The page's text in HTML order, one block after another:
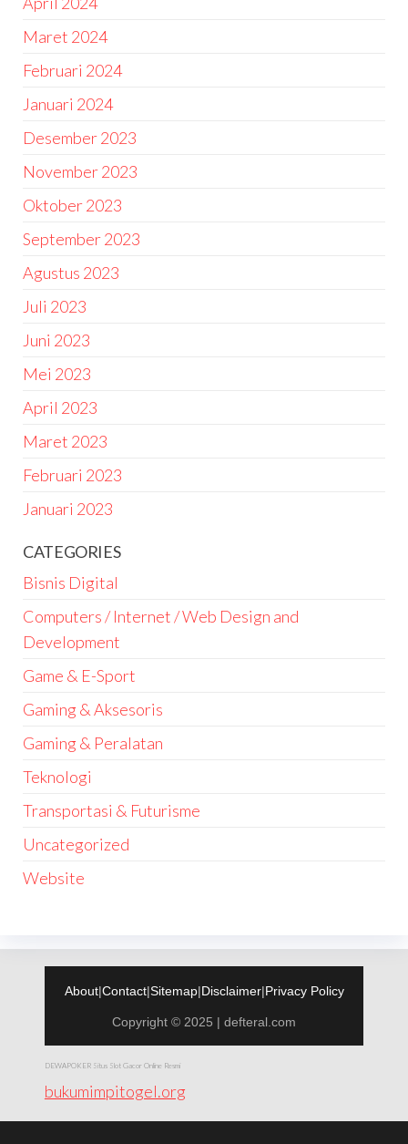
Maret 2024
Februari 2024
Januari 2024
Desember 2023
November 2023
Oktober 2023
September 2023
Agustus 2023
Juli 2023
Juni 2023
Mei 2023
April 2023
Maret 2023
Februari 2023
Januari 2023
CATEGORIES
Bisnis Digital
Computers / Internet / Web Design and
Development
Game & E-Sport
Gaming & Aksesoris
Gaming & Peralatan
Teknologi
Transportasi & Futurisme
Uncategorized
Website
About|Contact|Sitemap|Disclaimer|Privacy Policy
Copyright © 2025 | defteral.com
DEWAPOKER Situs Slot Gacor Online Resmi
bukumimpitogel.org